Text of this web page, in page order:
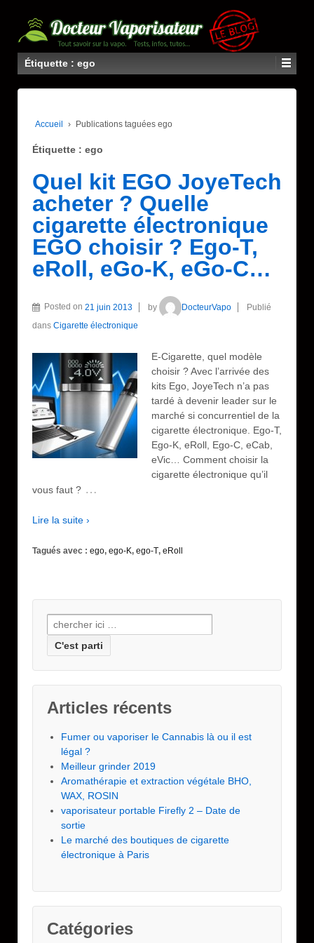
Étiquette : ego
Accueil › Publications taguées ego
Étiquette : ego
Quel kit EGO JoyeTech
acheter ? Quelle
cigarette électronique
EGO choisir ? Ego-T,
eRoll, eGo-K, eGo-C…
Posted on 21 juin 2013 by DocteurVapo
Publié
dans Cigarette électronique
E-Cigarette, quel modèle
choisir ? Avec l’arrivée des
kits Ego, JoyeTech n’a pas
tardé à devenir leader sur le
marché si concurrentiel de la
cigarette électronique. Ego-T,
Ego-K, eRoll, Ego-C, eCab,
eVic… Comment choisir la
cigarette électronique qu’il
vous faut ? …
Lire la suite ›
Tagués avec : ego, ego-K, ego-T, eRoll
Recherche pour:
Articles récents
Fumer ou vaporiser le Cannabis là ou il est
légal ?
Meilleur grinder 2019
Aromathérapie et extraction végétale BHO,
WAX, ROSIN
vaporisateur portable Firefly 2 – Date de
sortie
Le marché des boutiques de cigarette
électronique à Paris
Catégories